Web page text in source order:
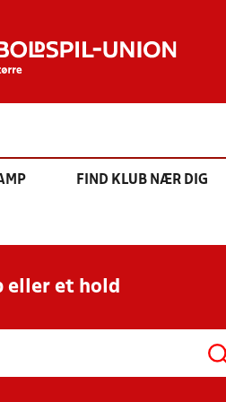
FIND KLUB NÆR DIG
eller et hold